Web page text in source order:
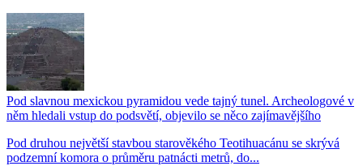
Pod slavnou mexickou pyramidou vede tajný tunel. Archeologové v
něm hledali vstup do podsvětí, objevilo se něco zajímavějšího
Pod druhou největší stavbou starověkého Teotihuacánu se skrývá
podzemní komora o průměru patnácti metrů, do...